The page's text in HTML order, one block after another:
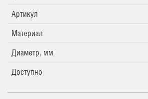
Артикул
Материал
Диаметр, мм
Доступно